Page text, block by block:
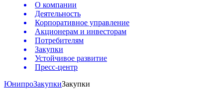
О компании
Деятельность
Корпоративное управление
Акционерам и инвесторам
Потребителям
Закупки
Устойчивое развитие
Пресс-центр
ЮнипроЗакупкиЗакупки